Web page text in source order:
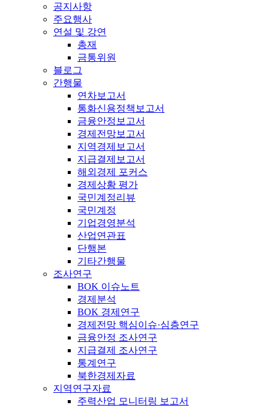
공지사항
주요행사
연설 및 강연
총재
금통위원
블로그
간행물
연차보고서
통화신용정책보고서
금융안정보고서
경제전망보고서
지역경제보고서
지급결제보고서
해외경제 포커스
경제상황 평가
국민계정리뷰
국민계정
기업경영분석
산업연관표
단행본
기타간행물
조사연구
BOK 이슈노트
경제분석
BOK 경제연구
경제전망 핵심이슈·심층연구
금융안정 조사연구
지급결제 조사연구
통계연구
북한경제자료
지역연구자료
주력산업 모니터링 보고서